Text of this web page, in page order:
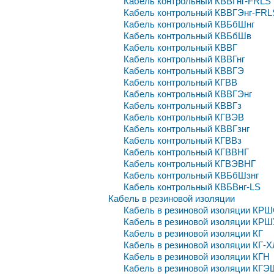
Кабель контрольный КВВГЭнг-
Кабель контрольный КВБбШнг
Кабель контрольный КВБбШв
Кабель контрольный КВВГ
Кабель контрольный КВВГнг
Кабель контрольный КВВГЭ
Кабель контрольный КГВВ
Кабель контрольный КВВГЭнг
Кабель контрольный КВВГз
Кабель контрольный КГВЭВ
Кабель контрольный КВВГзнг
Кабель контрольный КГВВз
Кабель контрольный КГВВНГ
Кабель контрольный КГВЭВНГ
Кабель контрольный КВБбШзнг
Кабель контрольный КВБВнг-LS
Кабель в резиновой изоляции
Кабель в резиновой изоляции
Кабель в резиновой изоляции
Кабель в резиновой изоляции КГ
Кабель в резиновой изоляции КГ-
Кабель в резиновой изоляции КГН
Кабель в резиновой изоляции